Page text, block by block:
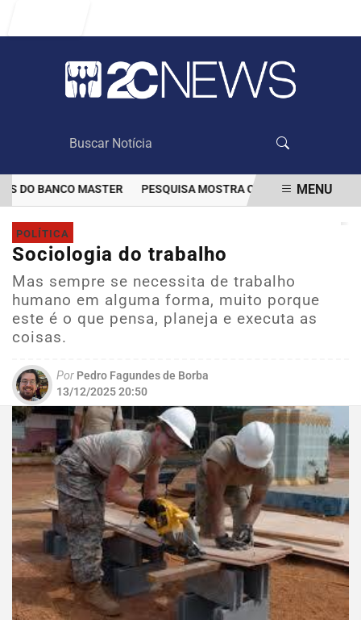
BANCO MASTER PESQUISA MOSTRA QUE VACINAÇÃO
EM ALTA
MENU
POLÍTICA
Sociologia do trabalho
Mas sempre se necessita de trabalho
humano em alguma forma, muito porque
este é o que pensa, planeja e executa as
coisas.
Por Pedro Fagundes de Borba
13/12/2025 20:50